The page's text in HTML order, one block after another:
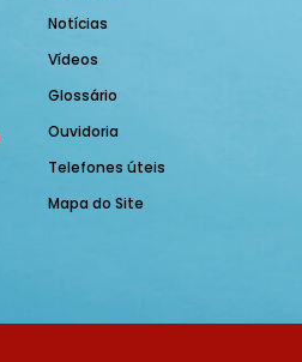
Notícias
Vídeos
Glossário
Ouvidoria
Telefones úteis
Mapa do Site